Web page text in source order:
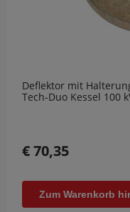
Deflektor mit
Tech-Duo Kessel 100
€ 70,35
Zum Warenkorb